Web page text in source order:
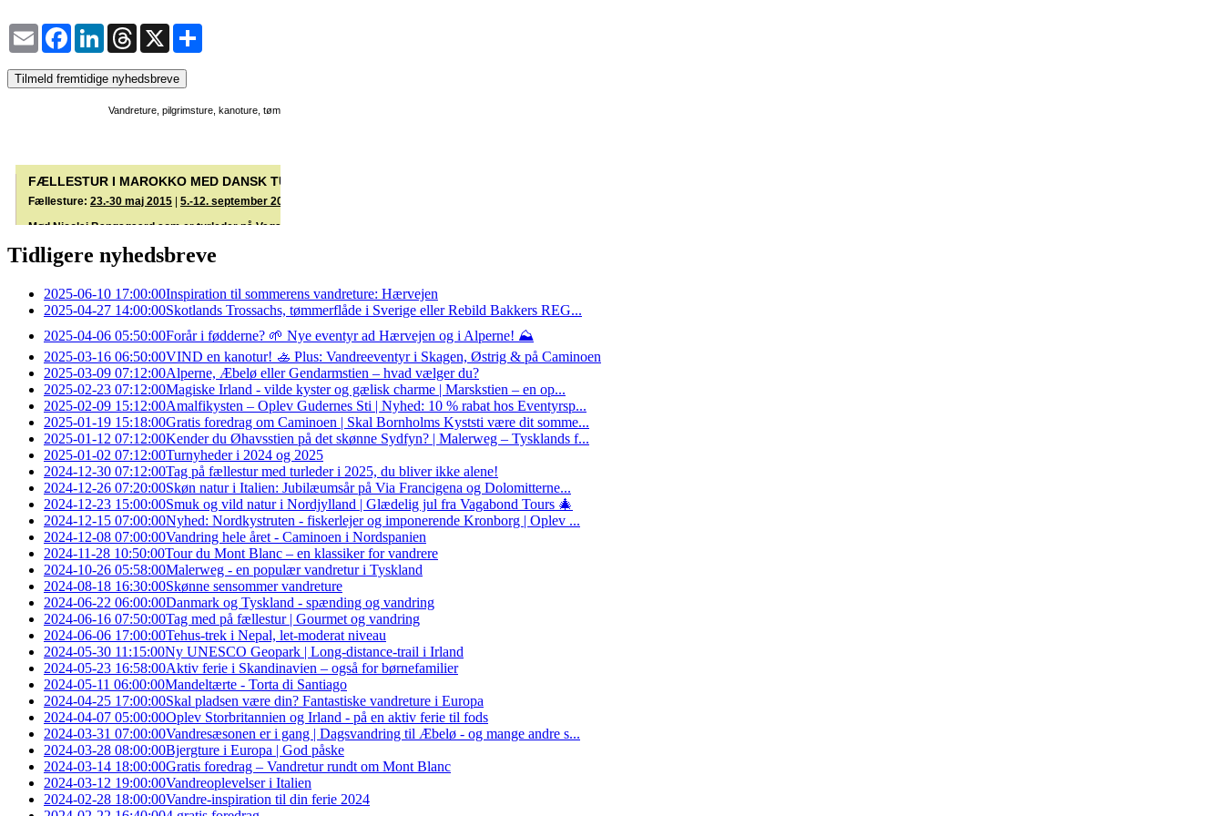
Email FacebookLinkedInThreadsX
Tilmeld fremtidige nyhedsbreve
Tidligere nyhedsbreve
2025-06-10 17:00:00Inspiration til sommerens vandreture: Hærvejen
2025-04-27 14:00:00Skotlands Trossachs, tømmerflåde i Sverige eller Rebild Bakkers REG...
2025-04-06 05:50:00Forår i fødderne? 🌱 Nye eventyr ad Hærvejen og i Alperne! ⛰️
2025-03-16 06:50:00VIND en kanotur! 🚣 Plus: Vandreeventyr i Skagen, Østrig & på Caminoen
2025-03-09 07:12:00Alperne, Æbelø eller Gendarmstien – hvad vælger du?
2025-02-23 07:12:00Magiske Irland - vilde kyster og gælisk charme | Marskstien – en op...
2025-02-09 15:12:00Amalfikysten – Oplev Gudernes Sti | Nyhed: 10 % rabat hos Eventyrsp...
2025-01-19 15:18:00Gratis foredrag om Caminoen | Skal Bornholms Kyststi være dit somme...
2025-01-12 07:12:00Kender du Øhavsstien på det skønne Sydfyn? | Malerweg – Tysklands f...
2025-01-02 07:12:00Turnyheder i 2024 og 2025
2024-12-30 07:12:00Tag på fællestur med turleder i 2025, du bliver ikke alene!
2024-12-26 07:20:00Skøn natur i Italien: Jubilæumsår på Via Francigena og Dolomitterne...
2024-12-23 15:00:00Smuk og vild natur i Nordjylland | Glædelig jul fra Vagabond Tours 🎄
2024-12-15 07:00:00Nyhed: Nordkystruten - fiskerlejer og imponerende Kronborg | Oplev ...
2024-12-08 07:00:00Vandring hele året - Caminoen i Nordspanien
2024-11-28 10:50:00Tour du Mont Blanc – en klassiker for vandrere
2024-10-26 05:58:00Malerweg - en populær vandretur i Tyskland
2024-08-18 16:30:00Skønne sensommer vandreture
2024-06-22 06:00:00Danmark og Tyskland - spænding og vandring
2024-06-16 07:50:00Tag med på fællestur | Gourmet og vandring
2024-06-06 17:00:00Tehus-trek i Nepal, let-moderat niveau
2024-05-30 11:15:00Ny UNESCO Geopark | Long-distance-trail i Irland
2024-05-23 16:58:00Aktiv ferie i Skandinavien – også for børnefamilier
2024-05-11 06:00:00Mandeltærte - Torta di Santiago
2024-04-25 17:00:00Skal pladsen være din? Fantastiske vandreture i Europa
2024-04-07 05:00:00Oplev Storbritannien og Irland - på en aktiv ferie til fods
2024-03-31 07:00:00Vandresæsonen er i gang | Dagsvandring til Æbelø - og mange andre s...
2024-03-28 08:00:00Bjergture i Europa | God påske
2024-03-14 18:00:00Gratis foredrag – Vandretur rundt om Mont Blanc
2024-03-12 19:00:00Vandreoplevelser i Italien
2024-02-28 18:00:00Vandre-inspiration til din ferie 2024